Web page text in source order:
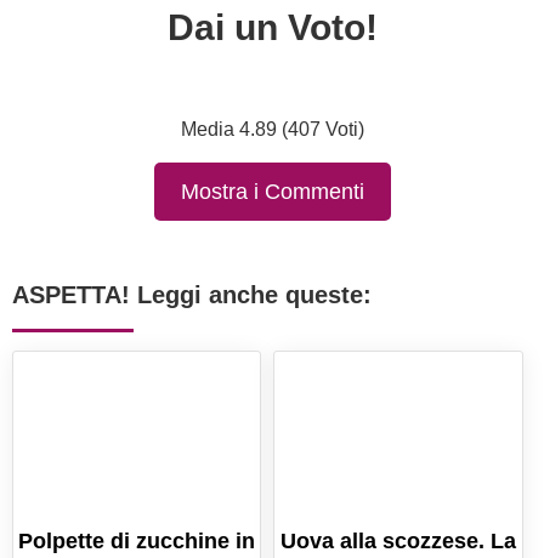
Dai un Voto!
Media 4.89 (407 Voti)
Mostra i Commenti
ASPETTA! Leggi anche queste:
Polpette di zucchine in
Uova alla scozzese. La